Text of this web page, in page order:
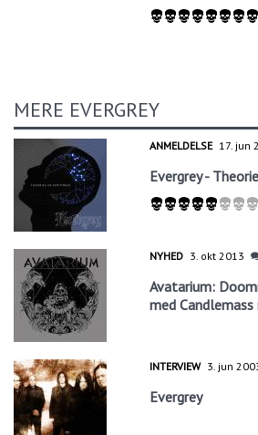
MERE EVERGREY
ANMELDELSE 17. jun
Evergrey -
NYHED 3. okt 2013
Avatarium:
med
INTERVIEW 3. jun
Evergrey